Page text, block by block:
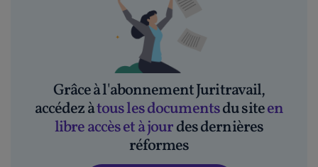
Grâce à l'abonnement Juritravail,
accédez àtous les documentsdu siteen
libre accès et à jourdes dernières
réformes